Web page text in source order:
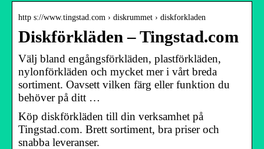
http s://www.tingstad.com › diskrummet › diskforkladen
Diskförkläden – Tingstad.com
Välj bland engångsförkläden, plastförkläden,
nylonförkläden och mycket mer i vårt breda
sortiment. Oavsett vilken färg eller funktion du
behöver på ditt …
Köp diskförkläden till din verksamhet på
Tingstad.com. Brett sortiment, bra priser och
snabba leveranser.